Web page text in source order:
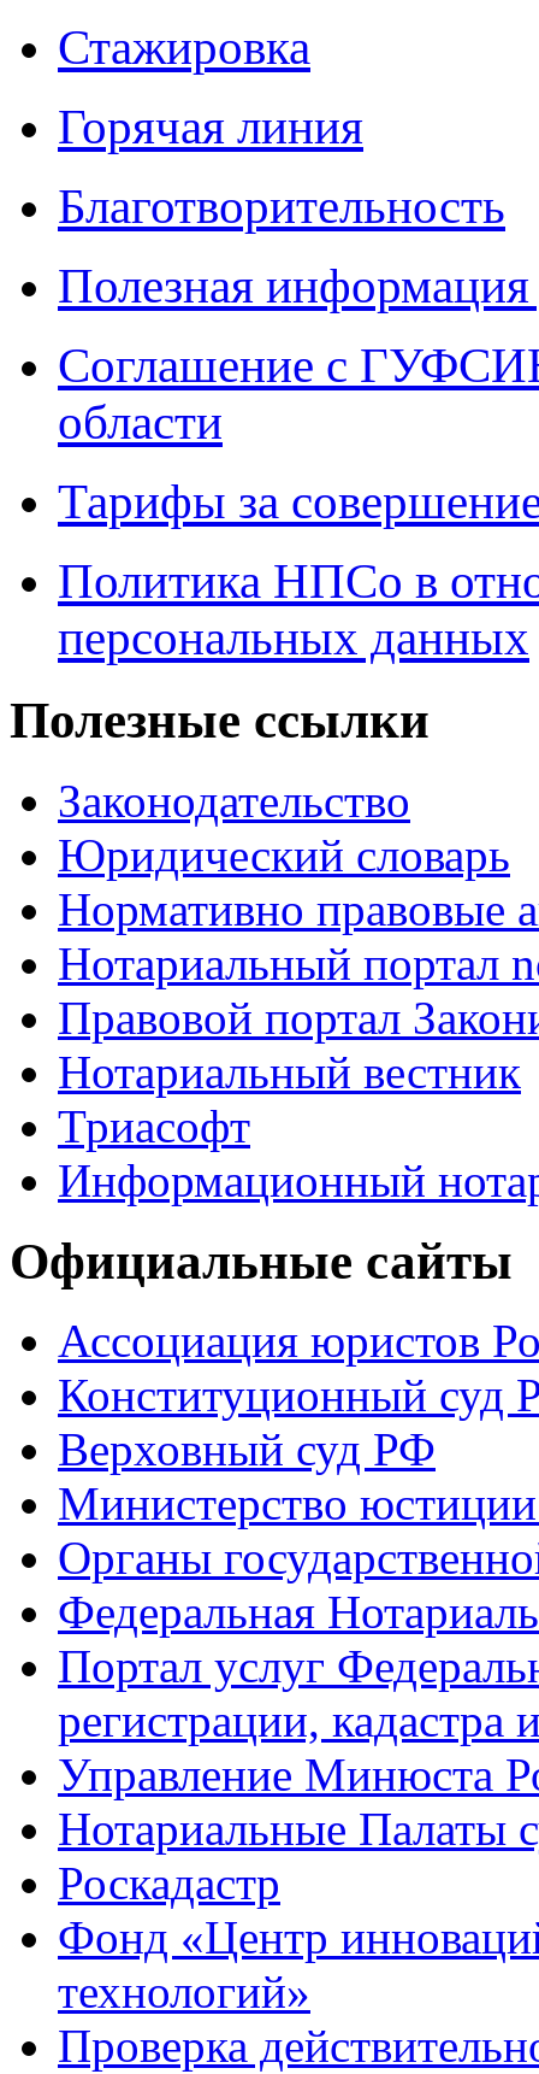
Стажировка
Горячая линия
Благотворительность
Полезная
Соглашение с
области
Тарифы за
Политика НПСо в
персональных данных
Полезные ссылки
Законодательство
Юридический словарь
Нормативно правовые
Нотариальный портал
Правовой портал
Нотариальный вестник
Триасофт
Информационный
Официальные сайты
Ассоциация юристов
Конституционный суд
Верховный суд РФ
Министерство
Органы
Федеральная
Портал услуг
регистрации, кадастра
Управление Минюста
Нотариальные Палаты
Роскадастр
Фонд «Центр
технологий»
Проверка